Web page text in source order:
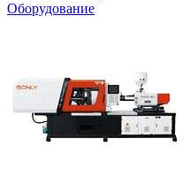
Оборудование